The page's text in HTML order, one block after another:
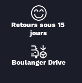
Retours sous 15
jours
Boulanger Drive